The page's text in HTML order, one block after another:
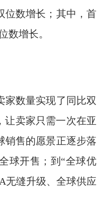
位数增长；其中，首
数增长。
家数量实现了同比双
让卖家只需一次在亚
销售的愿景正逐步落
球开售；到“全球优
无缝升级、全球供应